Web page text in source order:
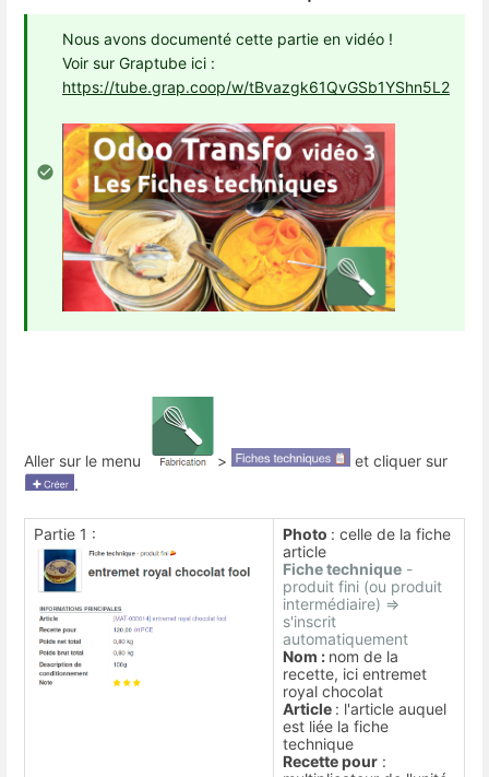
Nous avons documenté cette partie en vidéo !
Voir sur Graptube ici :
https://tube.grap.coop/w/tBvazgk61QvGSb1YShn5L2
Aller sur le menu >
et cliquer sur
.
Partie 1 : Photo : celle de la fiche
article
Fiche technique -
produit fini (ou produit
intermédiaire) =>
s'inscrit
automatiquement
Nom : nom de la
recette, ici entremet
royal chocolat
Article : l'article auquel
est liée la fiche
technique
Recette pour :